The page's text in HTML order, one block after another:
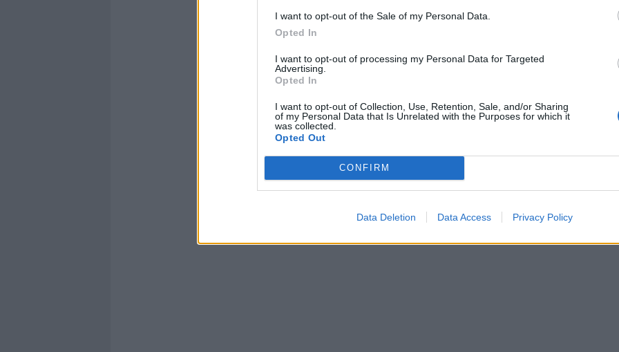
I want to opt-out of the Sale of my Personal Data.
Opted In
I want to opt-out of processing my Personal Data for Targeted
Advertising.
Opted In
I want to opt-out of Collection, Use, Retention, Sale, and/or Sharing
of my Personal Data that Is Unrelated with the Purposes for which it
was collected.
Opted Out
CONFIRM
Data Deletion Data Access Privacy Policy